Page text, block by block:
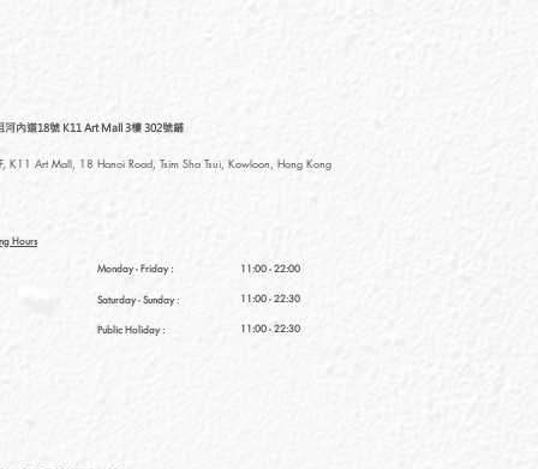
11:00 - 22:00
11:00 - 22:30
11:00 - 22:30
河內道18號 K11 Art Mall 3樓 302號鋪
K11 Art Mall, 18 Hanoi Road, Tsim Sha Tsui, Kowloon, Hong Kong
Hours
Monday - Friday :
Saturday- Sunday :
Public Holiday :